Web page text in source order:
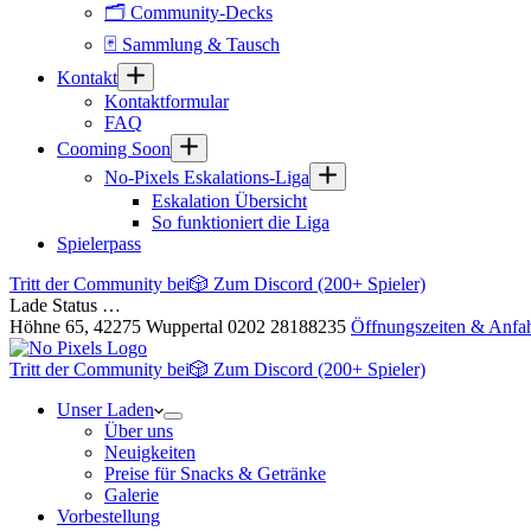
🗂 Community-Decks
🃏 Sammlung & Tausch
Kontakt
Kontaktformular
FAQ
Cooming Soon
No-Pixels Eskalations-Liga
Eskalation Übersicht
So funktioniert die Liga
Spielerpass
Tritt der Community bei🎲 Zum Discord (200+ Spieler)
Lade Status …
Höhne 65, 42275 Wuppertal 0202 28188235 Öffnungszeiten &
Tritt der Community bei🎲 Zum Discord (200+ Spieler)
Unser Laden
Über uns
Neuigkeiten
Preise für Snacks & Getränke
Galerie
Vorbestellung